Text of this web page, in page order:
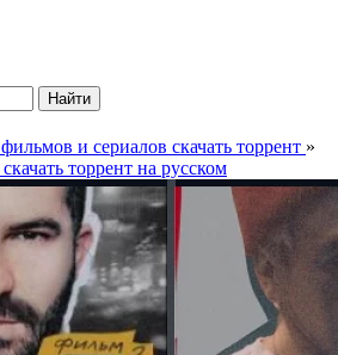
Найти
и сериалов скачать торрент »
торрент на русском